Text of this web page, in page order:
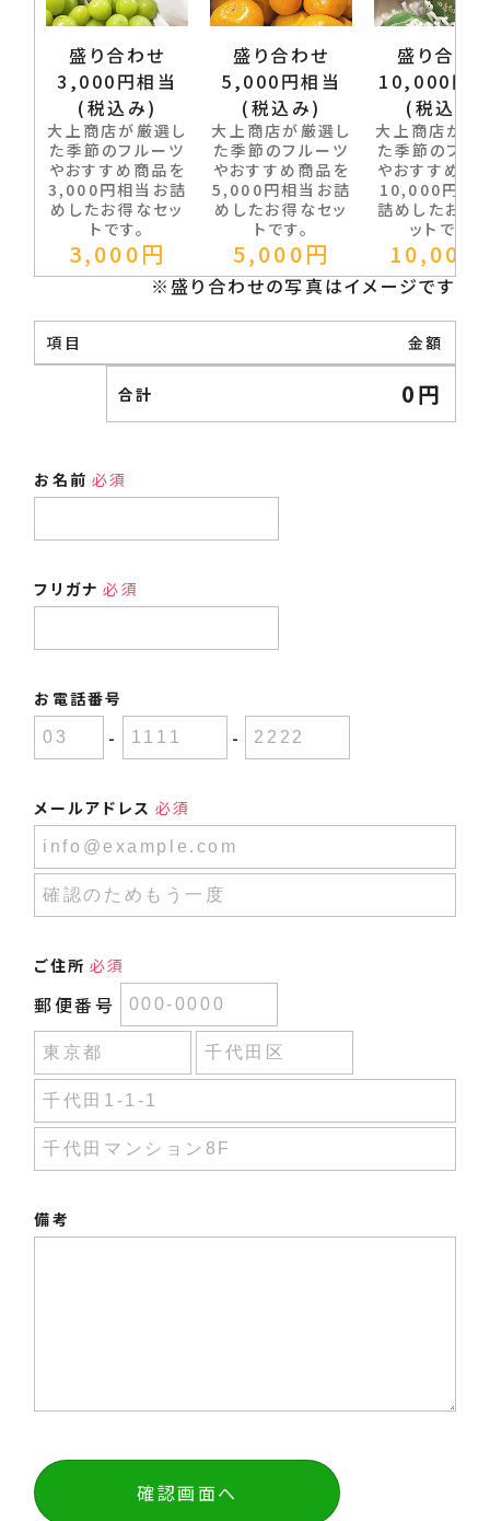
盛り合わせ
3,000円相当
(税込み)
大上商店が厳選し
た季節のフルーツ
やおすすめ商品を
3,000円相当お詰
めしたお得なセッ
トです。
3,000円
盛り合わせ
5,000円相当
(税込み)
大上商店が厳選し
た季節のフルーツ
やおすすめ商品を
5,000円相当お詰
めしたお得なセッ
トです。
5,000円
盛り合わ
10,000円
(税込み)
大上商店が厳
た季節のフル
やおすすめ商
10,000円相
詰めしたお得
ットです。
10,000
項目 金額
合計 0円
お名前 必須
フリガナ 必須
お電話番号
- -
メールアドレス 必須
ご住所 必須
郵便番号
備考
確認画面へ